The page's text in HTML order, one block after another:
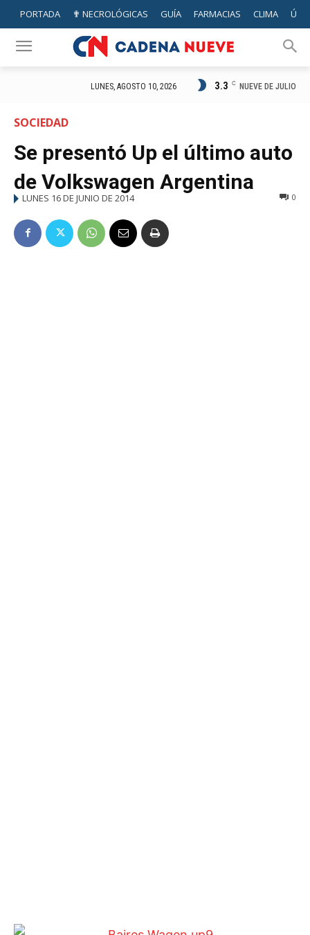
PORTADA ✟ NECROLÓGICAS GUÍA FARMACIAS CLIMA
LUNES, AGOSTO 10, 2026 3.3 C NUEVE DE JULIO
SOCIEDAD
Se presentó Up el último auto
de Volkswagen Argentina
LUNES 16 DE JUNIO DE 2014 0